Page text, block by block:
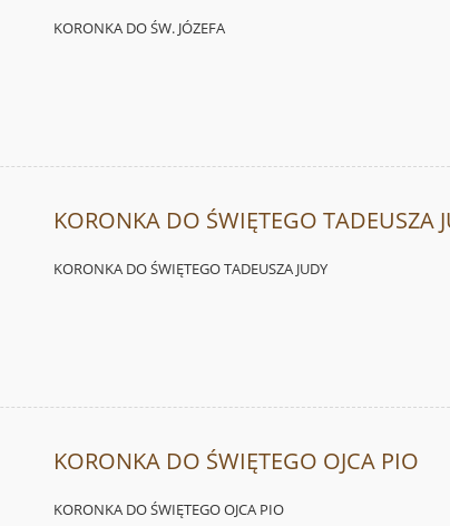
KORONKA DO ŚW. JÓZEFA
KORONKA DO ŚWIĘTEGO TADEUSZA
KORONKA DO ŚWIĘTEGO TADEUSZA JUDY
KORONKA DO ŚWIĘTEGO OJCA PIO
KORONKA DO ŚWIĘTEGO OJCA PIO